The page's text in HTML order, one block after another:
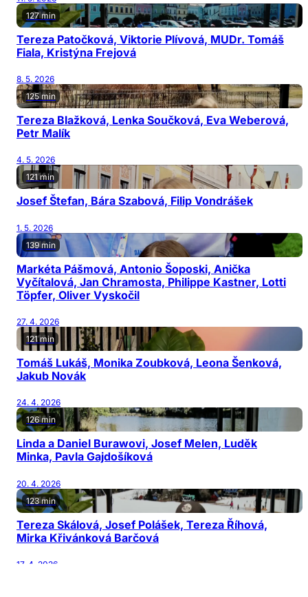
127 min
Tereza Patočková, Viktorie Plívová, MUDr. Tomáš
Fiala, Kristýna Frejová
8. 5. 2026
125 min
Tereza Blažková, Lenka Součková, Eva Weberová,
Petr Malík
4. 5. 2026
121 min
Josef Štefan, Bára Szabová, Filip Vondrášek
1. 5. 2026
139 min
Markéta Pášmová, Antonio Šoposki, Anička
Vyčítalová, Jan Chramosta, Philippe Kastner, Lotti
Töpfer, Oliver Vyskočil
27. 4. 2026
121 min
Tomáš Lukáš, Monika Zoubková, Leona Šenková,
Jakub Novák
24. 4. 2026
126 min
Linda a Daniel Burawovi, Josef Melen, Luděk
Minka, Pavla Gajdošíková
20. 4. 2026
123 min
Tereza Skálová, Josef Polášek, Tereza Říhová,
Mirka Křivánková Barčová
17. 4. 2026